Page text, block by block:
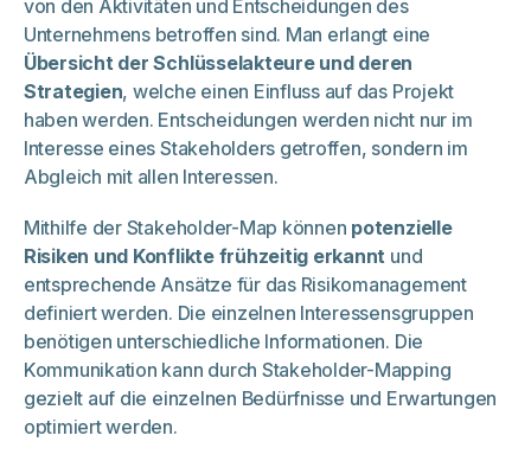
von den Aktivitäten und Entscheidungen des
Unternehmens betroffen sind. Man erlangt eine
Übersicht der Schlüsselakteure und deren
Strategien, welche einen Einfluss auf das Projekt
haben werden. Entscheidungen werden nicht nur im
Interesse eines Stakeholders getroffen, sondern im
Abgleich mit allen Interessen.
Mithilfe der Stakeholder-Map können potenzielle
Risiken und Konflikte frühzeitig erkannt und
entsprechende Ansätze für das Risikomanagement
definiert werden. Die einzelnen Interessensgruppen
benötigen unterschiedliche Informationen. Die
Kommunikation kann durch Stakeholder-Mapping
gezielt auf die einzelnen Bedürfnisse und Erwartungen
optimiert werden.